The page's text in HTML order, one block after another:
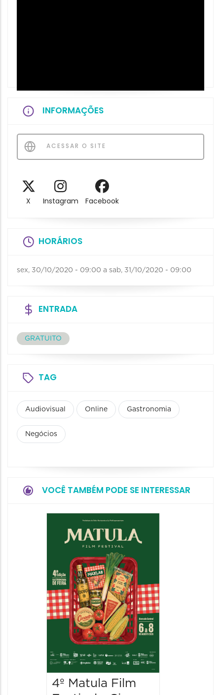
INFORMAÇÕES
ACESSAR O SITE
X Instagram Facebook
HORÁRIOS
sex, 30/10/2020 - 09:00 a sab, 31/10/2020 - 09:00
ENTRADA
GRATUITO
TAG
Audiovisual Online Gastronomia
Negócios
VOCÊ TAMBÉM PODE SE INTERESSAR
4º Matula Film